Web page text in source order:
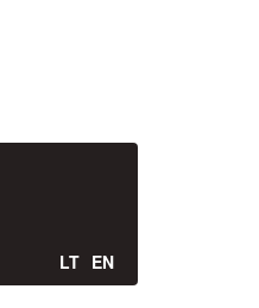
LT EN